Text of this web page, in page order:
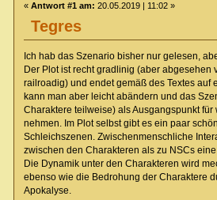
Tegres
« Antwort #1 am: 20.05.2019 | 11:02 »
Ich hab das Szenario bisher nur gelesen,
Der Plot ist recht gradlinig (aber abgesehen
railroadig) und endet gemäß des Textes auf
kann man aber leicht abändern und das
Charaktere teilweise) als Ausgangspunkt für
nehmen. Im Plot selbst gibt es ein paar
Schleichszenen. Zwischenmenschliche
zwischen den Charakteren als zu NSCs
Die Dynamik unter den Charakteren wird
ebenso wie die Bedrohung der Charaktere
Apokalyse.